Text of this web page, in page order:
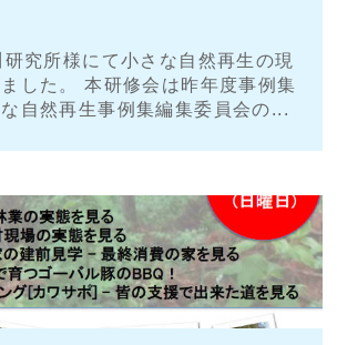
究所様にて小さな自然再生の現
した。 本研修会は昨年度事例集
自然再生事例集編集委員会の...